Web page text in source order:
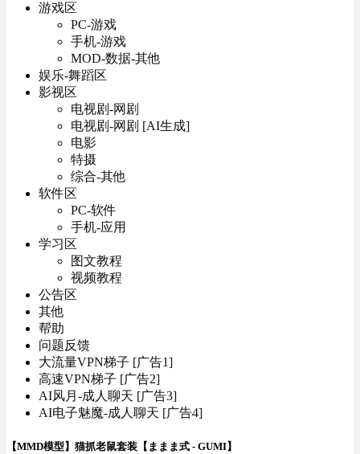
游戏区
PC-游戏
手机-游戏
MOD-数据-其他
娱乐-舞蹈区
影视区
电视剧-网剧
电视剧-网剧 [AI生成]
电影
特摄
综合-其他
软件区
PC-软件
手机-应用
学习区
图文教程
视频教程
公告区
其他
帮助
问题反馈
大流量VPN梯子 [广告1]
高速VPN梯子 [广告2]
AI风月-成人聊天 [广告3]
AI电子魅魔-成人聊天 [广告4]
【MMD模型】猫抓老鼠套装【ままま式 - GUMI】